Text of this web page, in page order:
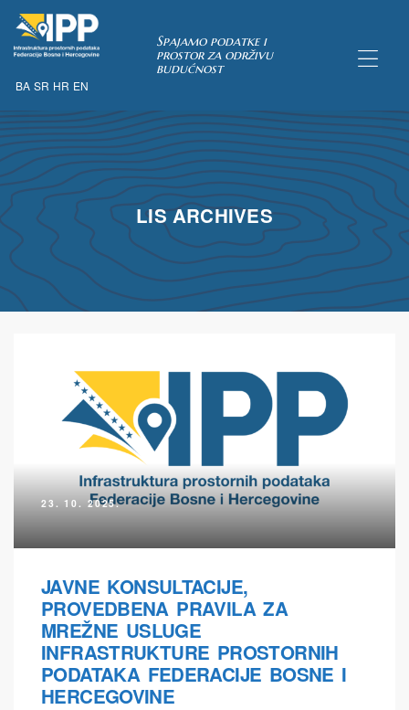
BA SR HR EN
Spajamo podatke i
prostor za održivu
budućnost
LIS ARCHIVES
23. 10. 2025.
JAVNE KONSULTACIJE,
PROVEDBENA PRAVILA ZA
MREŽNE USLUGE
INFRASTRUKTURE PROSTORNIH
PODATAKA FEDERACIJE BOSNE I
HERCEGOVINE
uvjeta